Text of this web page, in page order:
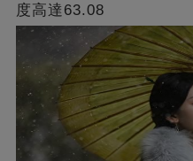
度高達63.08